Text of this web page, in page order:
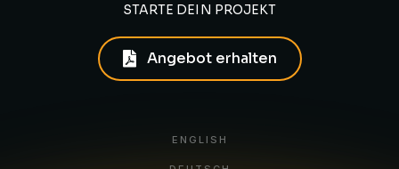
STARTE DEIN PROJEKT
Angebot erhalten
ENGLISH